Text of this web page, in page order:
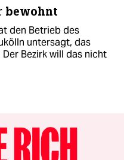
bewohnt
den Betrieb des
untersagt, das
Bezirk will das nicht